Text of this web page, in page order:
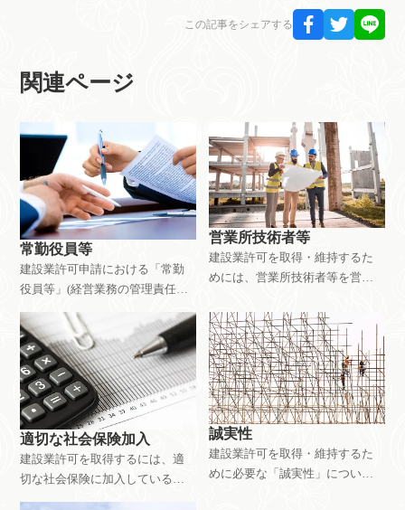
この記事をシェアする
関連ページ
常勤役員等
建設業許可申請における「常勤
役員等」(経営業務の管理責任者)
雑な要件も専門家への相談でス
ムーズに解決！まずはお気軽に
お問い合わせください。
営業所技術者等
建設業許可を取得・維持するた
めには、営業所技術者等を営業
す。営業所技術者等の資格要件
や役割、兼任の条件などを詳し
く解説します。
適切な社会保険加入
建設業許可を取得するには、適
切な社会保険に加入している必
誠実性
建設業許可を取得・維持するた
めに必要な「誠実性」について